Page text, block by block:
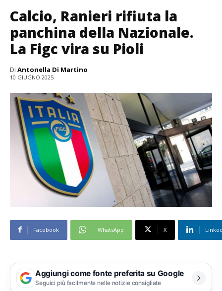
Calcio, Ranieri rifiuta la
panchina della Nazionale.
La Figc vira su Pioli
Di Antonella Di Martino
10 GIUGNO 2025
Facebook WhatsApp X
Aggiungi come fonte preferita su Google
Seguici più facilmente nelle notizie consigliate